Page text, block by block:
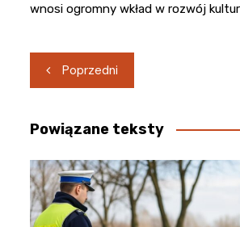
wnosi ogromny wkład w rozwój
Nawigacja
wpisu
Poprzedni
Powiązane teksty